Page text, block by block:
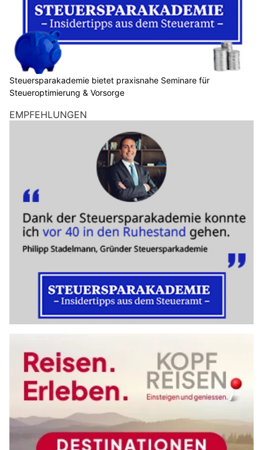
Steuersparakademie bietet praxisnahe Seminare für
Steueroptimierung & Vorsorge
EMPFEHLUNGEN